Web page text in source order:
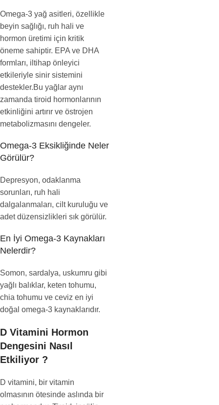
Omega-3 yağ asitleri, özellikle
beyin sağlığı, ruh hali ve
hormon üretimi için kritik
öneme sahiptir. EPA ve DHA
formları, iltihap önleyici
etkileriyle sinir sistemini
destekler.Bu yağlar aynı
zamanda tiroid hormonlarının
etkinliğini artırır ve östrojen
metabolizmasını dengeler.
Omega-3 Eksikliğinde Neler
Görülür?
Depresyon, odaklanma
sorunları, ruh hali
dalgalanmaları, cilt kuruluğu ve
adet düzensizlikleri sık görülür.
En İyi Omega-3 Kaynakları
Nelerdir?
Somon, sardalya, uskumru gibi
yağlı balıklar, keten tohumu,
chia tohumu ve ceviz en iyi
doğal omega-3 kaynaklarıdır.
D Vitamini Hormon
Dengesini Nasıl
Etkiliyor ?
D vitamini, bir vitamin
olmasının ötesinde aslında bir